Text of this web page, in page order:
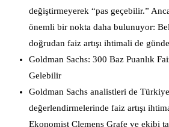
değiştirmeyerek “pas geçebilir.”
önemli bir nokta daha bulunuyor:
doğrudan faiz artışı ihtimali de
Goldman Sachs: 300 Baz Puanlık
Gelebilir
Goldman Sachs analistleri de
değerlendirmelerinde faiz artışı
Ekonomist Clemens Grafe ve ekibi